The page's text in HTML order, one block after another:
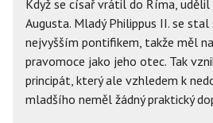
Když se císař vrátil do Říma,
Augusta. Mladý Philippus II. se
nejvyšším pontifikem, takže měl
pravomoce jako jeho otec. Tak
principát, který ale vzhledem k
mladšího neměl žádný praktický